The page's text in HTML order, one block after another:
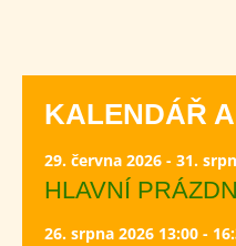
KALENDÁŘ
29. června 2026 - 31.
HLAVNÍ
26. srpna 2026 13:00 -